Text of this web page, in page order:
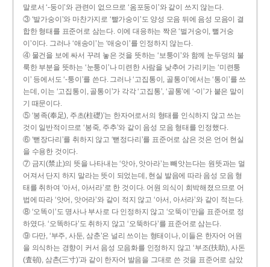
말로서 ‘-둥이’와 관련이 없으므로 ‘옴포둥이’와 같이 쓰지 않는다.
③ ‘발가숭이’와 마찬가지로 ‘빨가숭이’도 양성 모음 뒤에 음성 모음이 결
합한 형태를 표준어로 삼는다. 이에 대응하는 짝은 ‘벌거숭이, 뻘거숭
이’이다. 그러나 ‘애송이’는 ‘애숭이’를 인정하지 않는다.
④ 물건을 보에 싸서 꾸려 놓은 것을 뜻하는 ‘보퉁이’와 함께 눈두덩의 불
룩한 부분을 뜻하는 ‘눈퉁이’나 미련한 사람을 낮추어 가리키는 ‘미련퉁
이’ 등에서도 ‘-퉁이’를 쓴다. 그러나 ‘고집통이, 골통이’에서는 ‘통이’를 쓰
는데, 이는 ‘고집통이, 골통이’가 각각 ‘고집통’, ‘골통’에 ‘-이’가 붙은 말이
기 때문이다.
⑤ ‘봉족(奉足), 주초(柱礎)’는 한자어로서의 형태를 인식하지 않고 쓰는
것이 일반적이므로 ‘봉죽, 주추’와 같이 음성 모음 형태를 인정했다.
⑥ ‘뻗장다리’를 취하지 않고 ‘뻗정다리’를 표준어로 삼은 것은 언어 현실
을 수용한 것이다.
⑦ 금지(禁止)의 뜻을 나타내는 ‘앗아, 앗아라’는 빼앗는다는 원뜻과는 멀
어져서 단지 하지 말라는 뜻이 되었는데, 현실 발음에 따라 음성 모음 형
태를 취하여 ‘아서, 아서라’로 한 것이다. 어원 의식이 희박해졌으므로 어
법에 따라 ‘앗어, 앗어라’와 같이 적지 않고 ‘아서, 아서라’와 같이 적는다.
⑧ ‘오똑이’도 명사나 부사로 다 인정하지 않고 ‘오뚝이’만을 표준어로 정
하였다. ‘오똑하다’도 취하지 않고 ‘오뚝하다’를 표준어로 삼는다.
⑨ 다만, ‘부주, 사둔, 삼춘’은 널리 쓰이는 형태이나, 이들은 한자어 어원
을 의식하는 경향이 커서 음성 모음화를 인정하지 않고 ‘부조(扶助), 사돈
(査頓), 삼촌(三寸)’과 같이 한자어 발음을 그대로 쓴 것을 표준어로 삼았